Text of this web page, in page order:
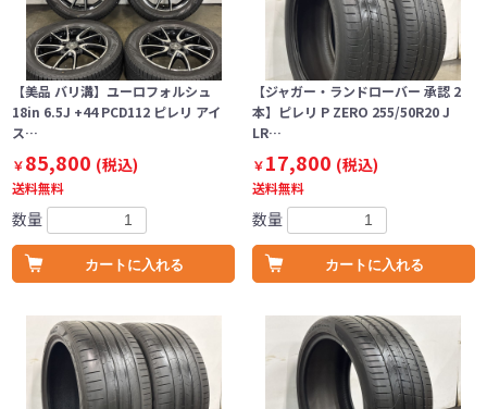
【美品 バリ溝】ユーロフォルシュ
18in 6.5J +44 PCD112 ピレリ アイ
ス…
￥85,800 (税込)
送料無料
数量
カートに入れる
【ジャガー・ランドローバー 承認 2
本】ピレリ P ZERO 255/50R20 J
LR…
￥17,800 (税込)
送料無料
数量
カートに入れる